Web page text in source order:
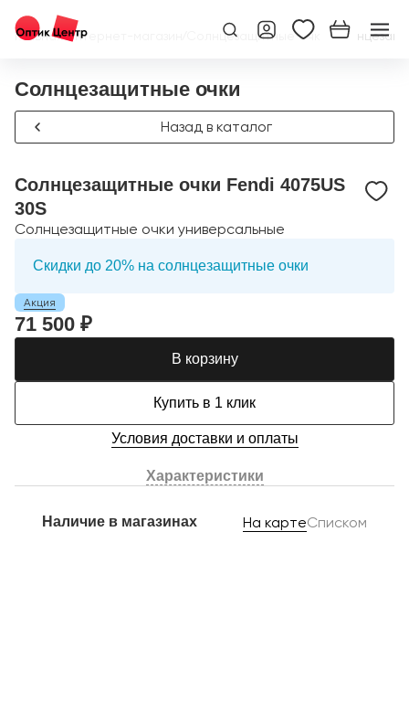
Главная/Интернет-магазин Солнцезащитные очки /
Солнцезащитные очки
Назад в каталог
Солнцезащитные очки Fendi 4075US
30S
Солнцезащитные очки универсальные
Скидки до 20% на солнцезащитные очки
Акция
71 500 ₽
В корзину
Купить в 1 клик
Условия доставки и оплаты
Характеристики
Наличие в магазинах На картеСписком